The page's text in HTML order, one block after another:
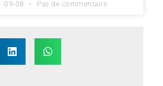
09-08 Pas de commentaire